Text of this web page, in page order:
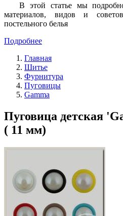
В этой статье мы
материалов, видов и
постельного белья
Подробнее
Главная
Шитье
Фурнитура
Пуговицы
Gamma
Пуговица детская
( 11 мм)